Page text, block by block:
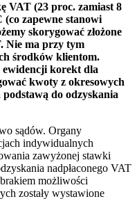
VAT (23 proc. zamiast 8
zapewne stanowi
skorygować złożone
Nie ma przy tym
środków klientom.
korekt dla
kwoty z okresowych
do odzyskania
sądów. Organy
indywidualnych
zawyżonej stawki
nadpłaconego VAT
możliwości
zostały wystawione